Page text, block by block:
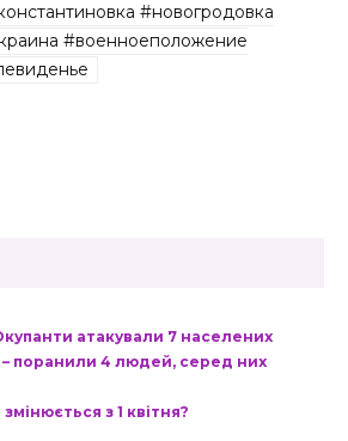
#новогродовка
#военноеположение
атакували 7 населених
– поранили 4 людей, серед них
з 1 квітня?